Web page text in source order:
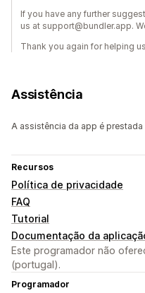
If you have any further
us at support@bundler.app.
Thank you again for helping
Assistência
A assistência da app é prestada
Recursos
Política de privacidade
FAQ
Tutorial
Documentação da
Este programador não
(portugal).
Programador